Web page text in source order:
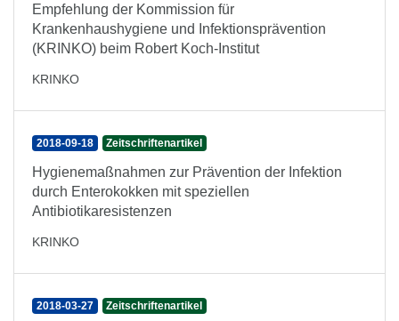
Empfehlung der Kommission für
Krankenhaushygiene und Infektionsprävention
(KRINKO) beim Robert Koch-Institut
KRINKO
2018-09-18 Zeitschriftenartikel
Hygienemaßnahmen zur Prävention der Infektion
durch Enterokokken mit speziellen
Antibiotikaresistenzen
KRINKO
2018-03-27 Zeitschriftenartikel